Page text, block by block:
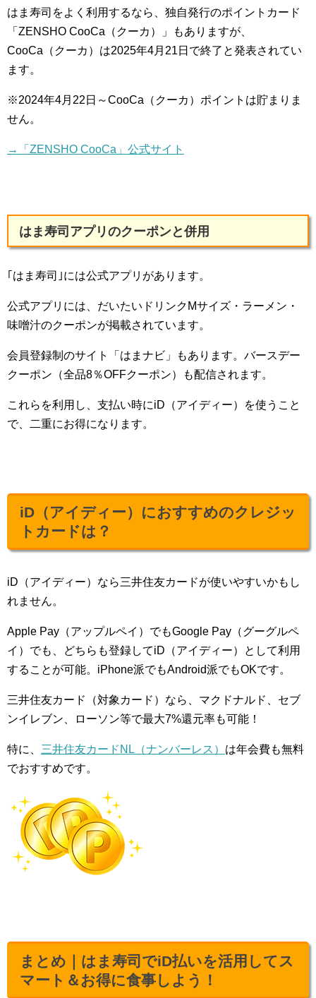
はま寿司をよく利用するなら、独自発行のポイントカード
「ZENSHO CooCa（クーカ）」もありますが、
CooCa（クーカ）は2025年4月21日で終了と発表されてい
ます。
※2024年4月22日～CooCa（クーカ）ポイントは貯まりま
せん。
→「ZENSHO CooCa」公式サイト
はま寿司アプリのクーポンと併用
｢はま寿司｣には公式アプリがあります。
公式アプリには、だいたいドリンクMサイズ・ラーメン・
味噌汁のクーポンが掲載されています。
会員登録制のサイト「はまナビ」もあります。バースデー
クーポン（全品8％OFFクーポン）も配信されます。
これらを利用し、支払い時にiD（アイディー）を使うこと
で、二重にお得になります。
iD（アイディー）におすすめのクレジッ
トカードは？
iD（アイディー）なら三井住友カードが使いやすいかもし
れません。
Apple Pay（アップルペイ）でもGoogle Pay（グーグルペ
イ）でも、どちらも登録してiD（アイディー）として利用
することが可能。iPhone派でもAndroid派でもOKです。
三井住友カード（対象カード）なら、マクドナルド、セブ
ンイレブン、ローソン等で最大7%還元率も可能！
特に、 三井住友カードNL（ナンバーレス） は年会費も無料
でおすすめです。
まとめ｜はま寿司でiD払いを活用してス
マート＆お得に食事しよう！